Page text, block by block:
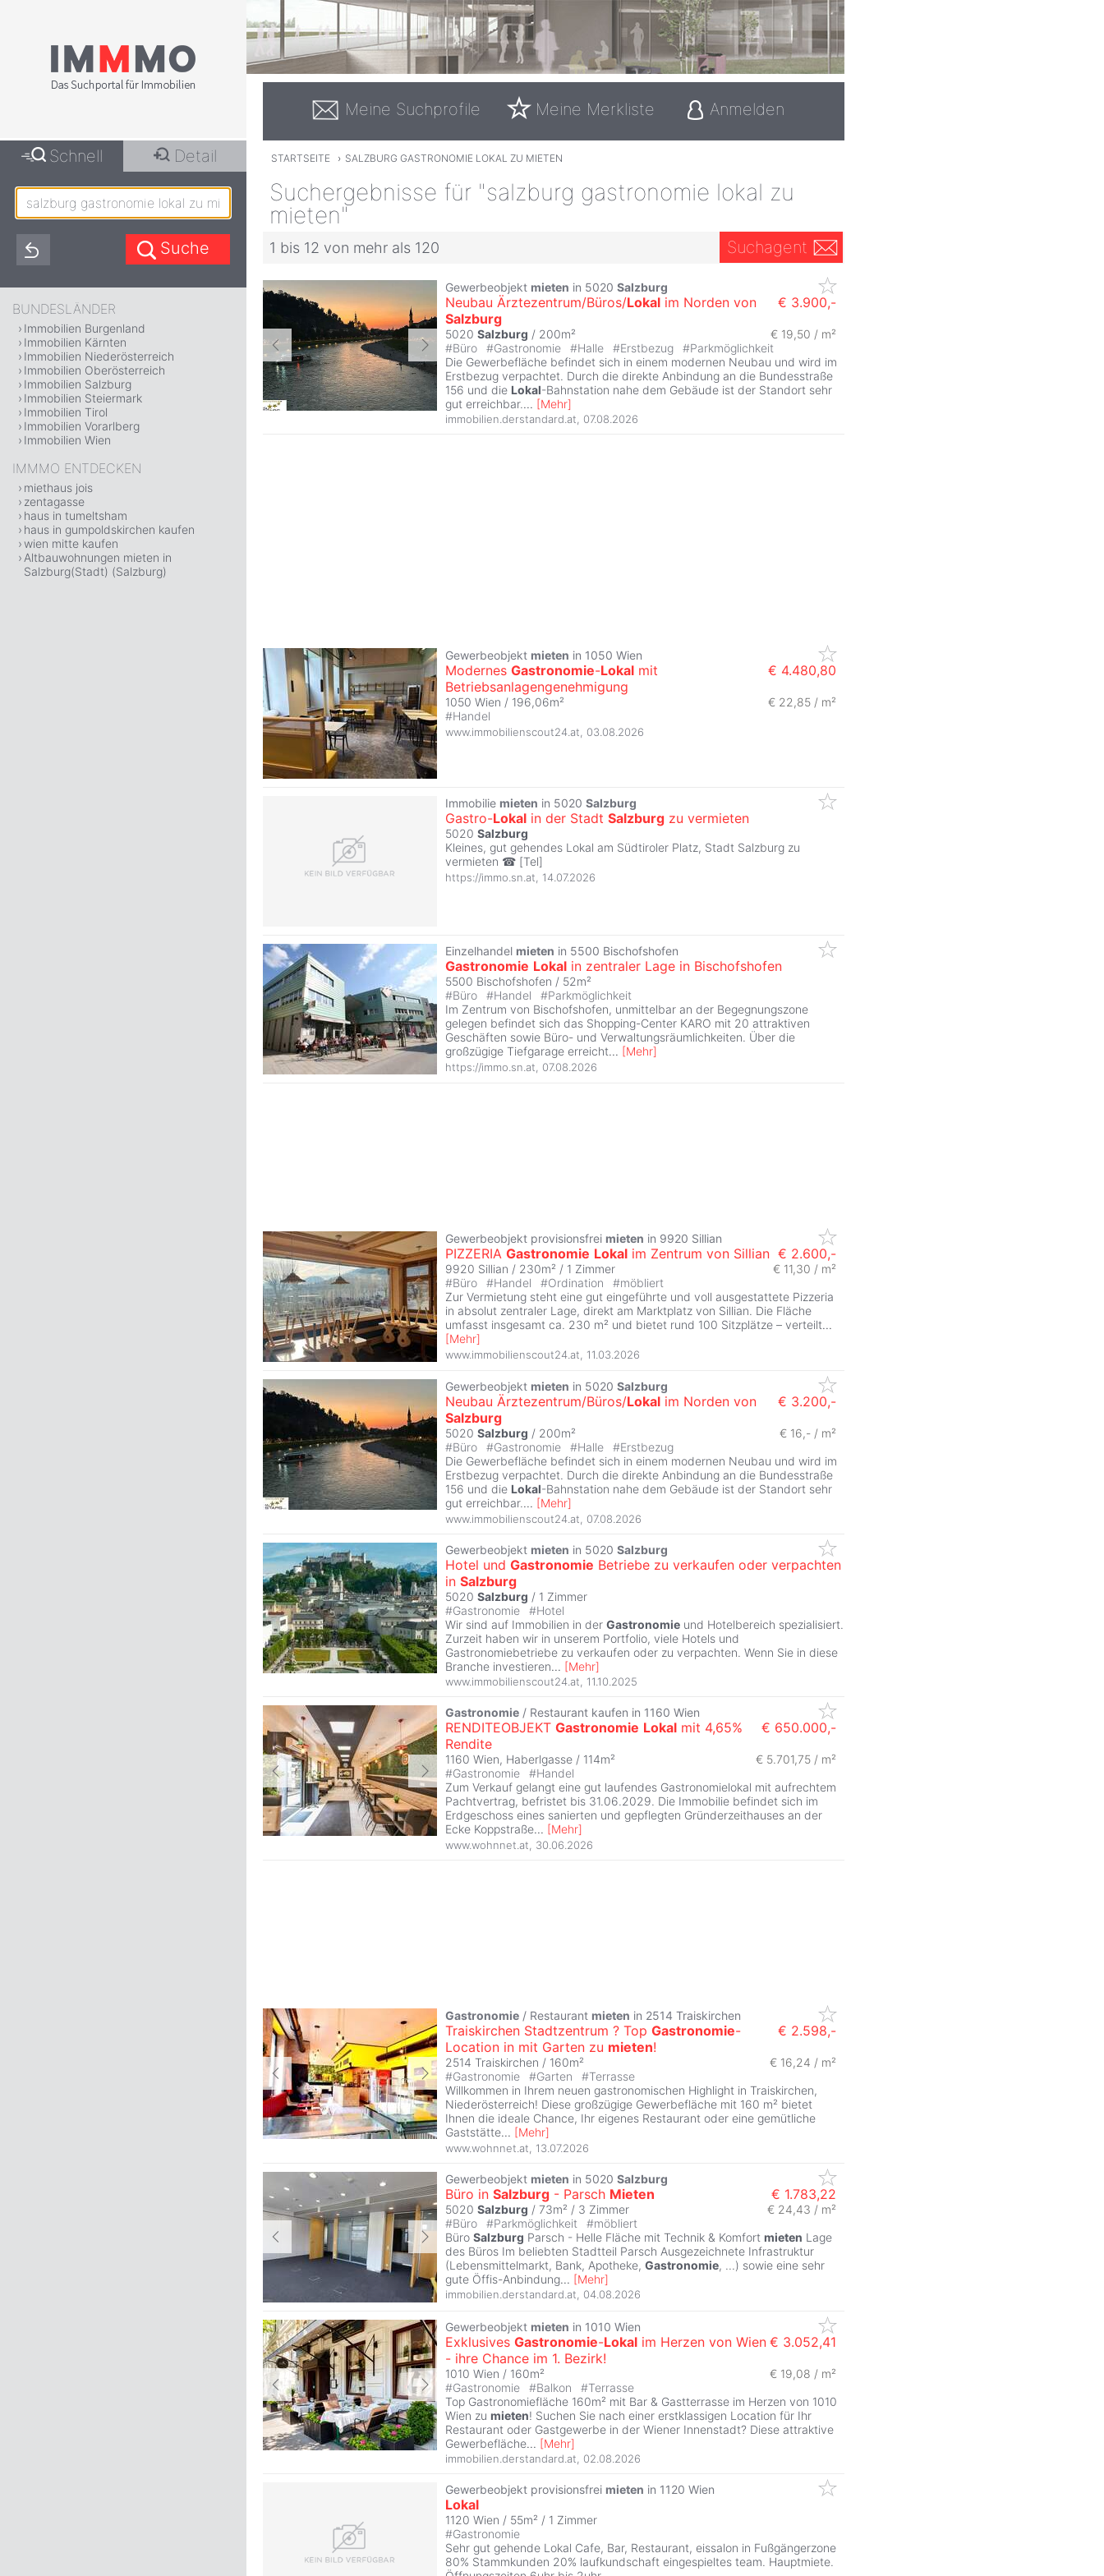
Meine Suchprofile Meine Merkliste Anmelden
STARTSEITE › SALZBURG GASTRONOMIE LOKAL ZU MIETEN
Suchergebnisse für "salzburg gastronomie lokal zu
mieten"
1 bis 12 von mehr als 120 Suchagent
Gewerbeobjekt mieten in 5020 Salzburg
Neubau Ärztezentrum/Büros/Lokal im Norden von
Salzburg
€ 3.900,-
5020 Salzburg / 200m² € 19,50 / m²
#Büro #Gastronomie #Halle #Erstbezug #Parkmöglichkeit
Die Gewerbefläche befindet sich in einem modernen Neubau und wird im
Erstbezug verpachtet. Durch die direkte Anbindung an die Bundesstraße
156 und die Lokal-Bahnstation nahe dem Gebäude ist der Standort sehr
gut erreichbar.... [Mehr]
immobilien.derstandard.at 07.08.2026
Gewerbeobjekt mieten in 1050 Wien
Modernes Gastronomie-Lokal mit
Betriebsanlagengenehmigung
€ 4.480,80
1050 Wien / 196,06m²
€ 22,85 / m²
#Handel
www.immobilienscout24.at 03.08.2026
Immobilie mieten in 5020 Salzburg
Gastro-Lokal in der Stadt Salzburg zu vermieten
5020 Salzburg
Kleines, gut gehendes Lokal am Südtiroler Platz, Stadt Salzburg zu
vermieten ☎ [Tel]
https://immo.sn.at 14.07.2026
Einzelhandel mieten in 5500 Bischofshofen
Gastronomie Lokal in zentraler Lage in Bischofshofen
5500 Bischofshofen / 52m²
#Büro #Handel #Parkmöglichkeit
Im Zentrum von Bischofshofen, unmittelbar an der Begegnungszone
gelegen befindet sich das Shopping-Center KARO mit 20 attraktiven
Geschäften sowie Büro- und Verwaltungsräumlichkeiten. Über die
großzügige Tiefgarage erreicht... [Mehr]
https://immo.sn.at 07.08.2026
Gewerbeobjekt provisionsfrei mieten in 9920 Sillian
PIZZERIA Gastronomie Lokal im Zentrum von Sillian € 2.600,-
9920 Sillian / 230m² / 1 Zimmer
€ 11,30 / m²
#Büro #Handel #Ordination #möbliert
Zur Vermietung steht eine gut eingeführte und voll ausgestattete Pizzeria
in absolut zentraler Lage, direkt am Marktplatz von Sillian. Die Fläche
umfasst insgesamt ca. 230 m² und bietet rund 100 Sitzplätze – verteilt...
[Mehr]
www.immobilienscout24.at 11.03.2026
Gewerbeobjekt mieten in 5020 Salzburg
Neubau Ärztezentrum/Büros/Lokal im Norden von
Salzburg
€ 3.200,-
5020 Salzburg / 200m²
€ 16,- / m²
#Büro #Gastronomie #Halle #Erstbezug
Die Gewerbefläche befindet sich in einem modernen Neubau und wird im
Erstbezug verpachtet. Durch die direkte Anbindung an die Bundesstraße
156 und die Lokal-Bahnstation nahe dem Gebäude ist der Standort sehr
gut erreichbar.... [Mehr]
www.immobilienscout24.at 07.08.2026
Gewerbeobjekt mieten in 5020 Salzburg
Hotel und Gastronomie Betriebe zu verkaufen oder verpachten
in Salzburg
5020 Salzburg / 1 Zimmer
#Gastronomie #Hotel
Wir sind auf Immobilien in der Gastronomie und Hotelbereich spezialisiert.
Zurzeit haben wir in unserem Portfolio, viele Hotels und
Gastronomiebetriebe zu verkaufen oder zu verpachten. Wenn Sie in diese
Branche investieren... [Mehr]
www.immobilienscout24.at, 11.10.2025
Gastronomie / Restaurant kaufen in 1160 Wien
RENDITEOBJEKT Gastronomie Lokal mit 4,65%
Rendite
€ 650.000,-
1160 Wien, Haberlgasse / 114m² € 5.701,75 / m²
#Gastronomie #Handel
Zum Verkauf gelangt eine gut laufendes Gastronomielokal mit aufrechtem
Pachtvertrag, befristet bis 31.06.2029. Die Immobilie befindet sich im
Erdgeschoss eines sanierten und gepflegten Gründerzeithauses an der
Ecke Koppstraße... [Mehr]
www.wohnnet.at 30.06.2026
Gastronomie / Restaurant mieten in 2514 Traiskirchen
Traiskirchen Stadtzentrum ? Top Gastronomie-
Location in mit Garten zu mieten!
€ 2.598,-
2514 Traiskirchen / 160m² € 16,24 / m²
#Gastronomie #Garten #Terrasse
Willkommen in Ihrem neuen gastronomischen Highlight in Traiskirchen,
Niederösterreich! Diese großzügige Gewerbefläche mit 160 m² bietet
Ihnen die ideale Chance, Ihr eigenes Restaurant oder eine gemütliche
Gaststätte... [Mehr]
www.wohnnet.at 13.07.2026
Gewerbeobjekt mieten in 5020 Salzburg
Büro in Salzburg - Parsch Mieten € 1.783,22
5020 Salzburg / 73m² / 3 Zimmer € 24,43 / m²
#Büro #Parkmöglichkeit #möbliert
Büro Salzburg Parsch - Helle Fläche mit Technik & Komfort mieten Lage
des Büros Im beliebten Stadtteil Parsch Ausgezeichnete Infrastruktur
(Lebensmittelmarkt, Bank, Apotheke, Gastronomie, ...) sowie eine sehr
gute Öffis-Anbindung... [Mehr]
immobilien.derstandard.at 04.08.2026
Gewerbeobjekt mieten in 1010 Wien
Exklusives Gastronomie-Lokal im Herzen von Wien
- ihre Chance im 1. Bezirk!
€ 3.052,41
1010 Wien / 160m² € 19,08 / m²
#Gastronomie #Balkon #Terrasse
Top Gastronomiefläche 160m² mit Bar & Gastterrasse im Herzen von 1010
Wien zu mieten! Suchen Sie nach einer erstklassigen Location für Ihr
Restaurant oder Gastgewerbe in der Wiener Innenstadt? Diese attraktive
Gewerbefläche... [Mehr]
immobilien.derstandard.at 02.08.2026
Gewerbeobjekt provisionsfrei mieten in 1120 Wien
Lokal
1120 Wien / 55m² / 1 Zimmer
#Gastronomie
Sehr gut gehende Lokal Cafe, Bar, Restaurant, eissalon in Fußgängerzone
80% Stammkunden 20% laufkundschaft eingespieltes team. Hauptmiete.
Schnell Detail
BUNDESLÄNDER
Immobilien Burgenland
Immobilien Kärnten
Immobilien Niederösterreich
Immobilien Oberösterreich
Immobilien Salzburg
Immobilien Steiermark
Immobilien Tirol
Immobilien Vorarlberg
Immobilien Wien
IMMMO ENTDECKEN
miethaus jois
zentagasse
haus in tumeltsham
haus in gumpoldskirchen kaufen
wien mitte kaufen
Altbauwohnungen mieten in
Salzburg(Stadt) (Salzburg)